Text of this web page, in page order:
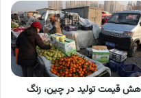
قیمت تولید در چین، زنگ